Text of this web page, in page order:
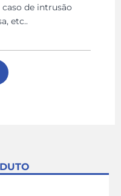
de intrusão
etc..